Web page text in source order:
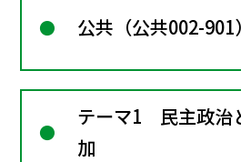
公共（公共002-901）
テーマ1 民主政治
加